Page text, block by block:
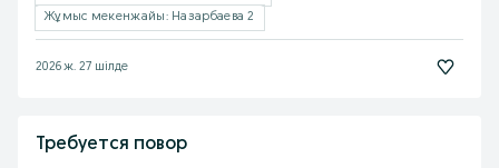
Жұмыс мекенжайы: Назарбаева 2
2026 ж. 27 шілде
Требуется повор